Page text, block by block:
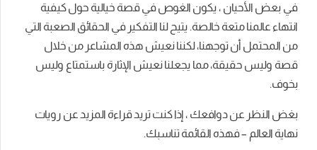
في بعض الأحيان ، يكون الغوص في قصة خيالية حول كيفية
انتهاء عالمنا متعة خالصة. يتيح لنا التفكير في الحقائق الصعبة التي
من المحتمل أن توجهنا، لكننا نعيش هذه المشاعر من خلال
قصة وليس حقيقة، مما يجعلنا نعيش الإثارة باستمتاع وليس
بخوف.
بغض النظر عن دوافعك ، إذا كنت تريد قراءة المزيد عن رويات
نهاية العالم – فهذه القائمة تناسبك.